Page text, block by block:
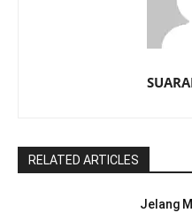
RELATED ARTICLES
Jelang